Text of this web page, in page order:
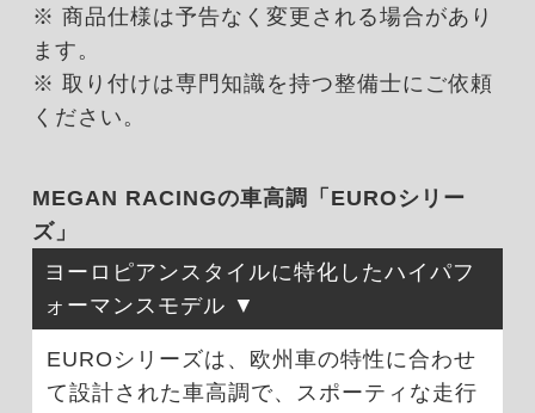
※ 商品仕様は予告なく変更される場合があり
ます。
※ 取り付けは専門知識を持つ整備士にご依頼
ください。
MEGAN RACINGの車高調「EUROシリー
ズ」
ヨーロピアンスタイルに特化したハイパフ
ォーマンスモデル
EUROシリーズは、欧州車の特性に合わせ
て設計された車高調で、スポーティな走行